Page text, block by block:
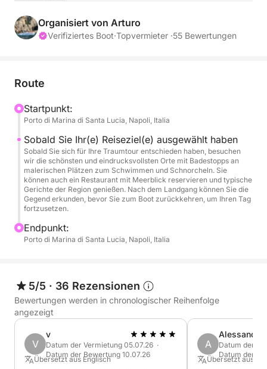
schönsten und stimmungsvollsten Orte und legen
Pausen zum Schwimmen und Schnorcheln ein.
zur Verfügung. Das Boot ist mit allem Komfort
Stereoanlage, Sonnendecks am Bug und Heck,
Sitzgelegenheiten mit Tischen (bei Bedarf), Dusche
und ein großzügiger Strandbereich, in den Sie
tauchen oder über eine praktische Leiter einsteigen
können – alles für einen perfekten und komfortablen
Tag. Unser erfahrener Kapitän, der den Golf von
Mexiko bestens kennt, hilft Ihnen gerne, Ihre
Wünsche zu erfüllen.
Organisiert von Arturo
Verifiziertes Boot·Topvermieter ·55 Bewertungen
Route
Startpunkt:
Porto di Marina di Santa Lucia, Napoli, Italia
Sobald Sie Ihr(e) Reiseziel(e) ausgewählt haben
Sobald Sie sich für Ihre Traumtour entschieden haben, besuchen
wir die schönsten und eindrucksvollsten Orte mit Badestopps an
malerischen Plätzen zum Schwimmen und Schnorcheln. Sie
können auch ein Restaurant mit Meerblick reservieren und typische
Gerichte der Region genießen. Nach dem Landgang können Sie die
Gegend erkunden, bevor Sie zum Boot zurückkehren, um Ihren Tag
fortzusetzen.
Endpunkt:
Porto di Marina di Santa Lucia, Napoli, Italia
5/5 · 36 Rezensionen
Bewertungen werden in chronologischer Reihenfolge
angezeigt
V
v
Datum der Vermietung 05.07.26 ·
Datum der Bewertung 10.07.26
Übersetzt aus Englisch
A
Alessandro
Datum der
Datum der
Übersetzt aus